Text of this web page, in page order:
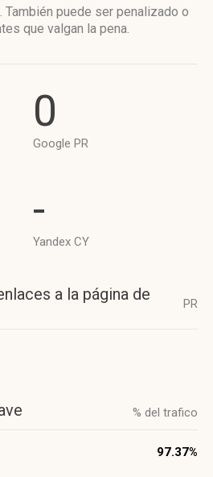
También puede ser penalizado o
que valgan la pena.
0
Google PR
-
Yandex CY
a la página de
PR
% del trafico
97.37%